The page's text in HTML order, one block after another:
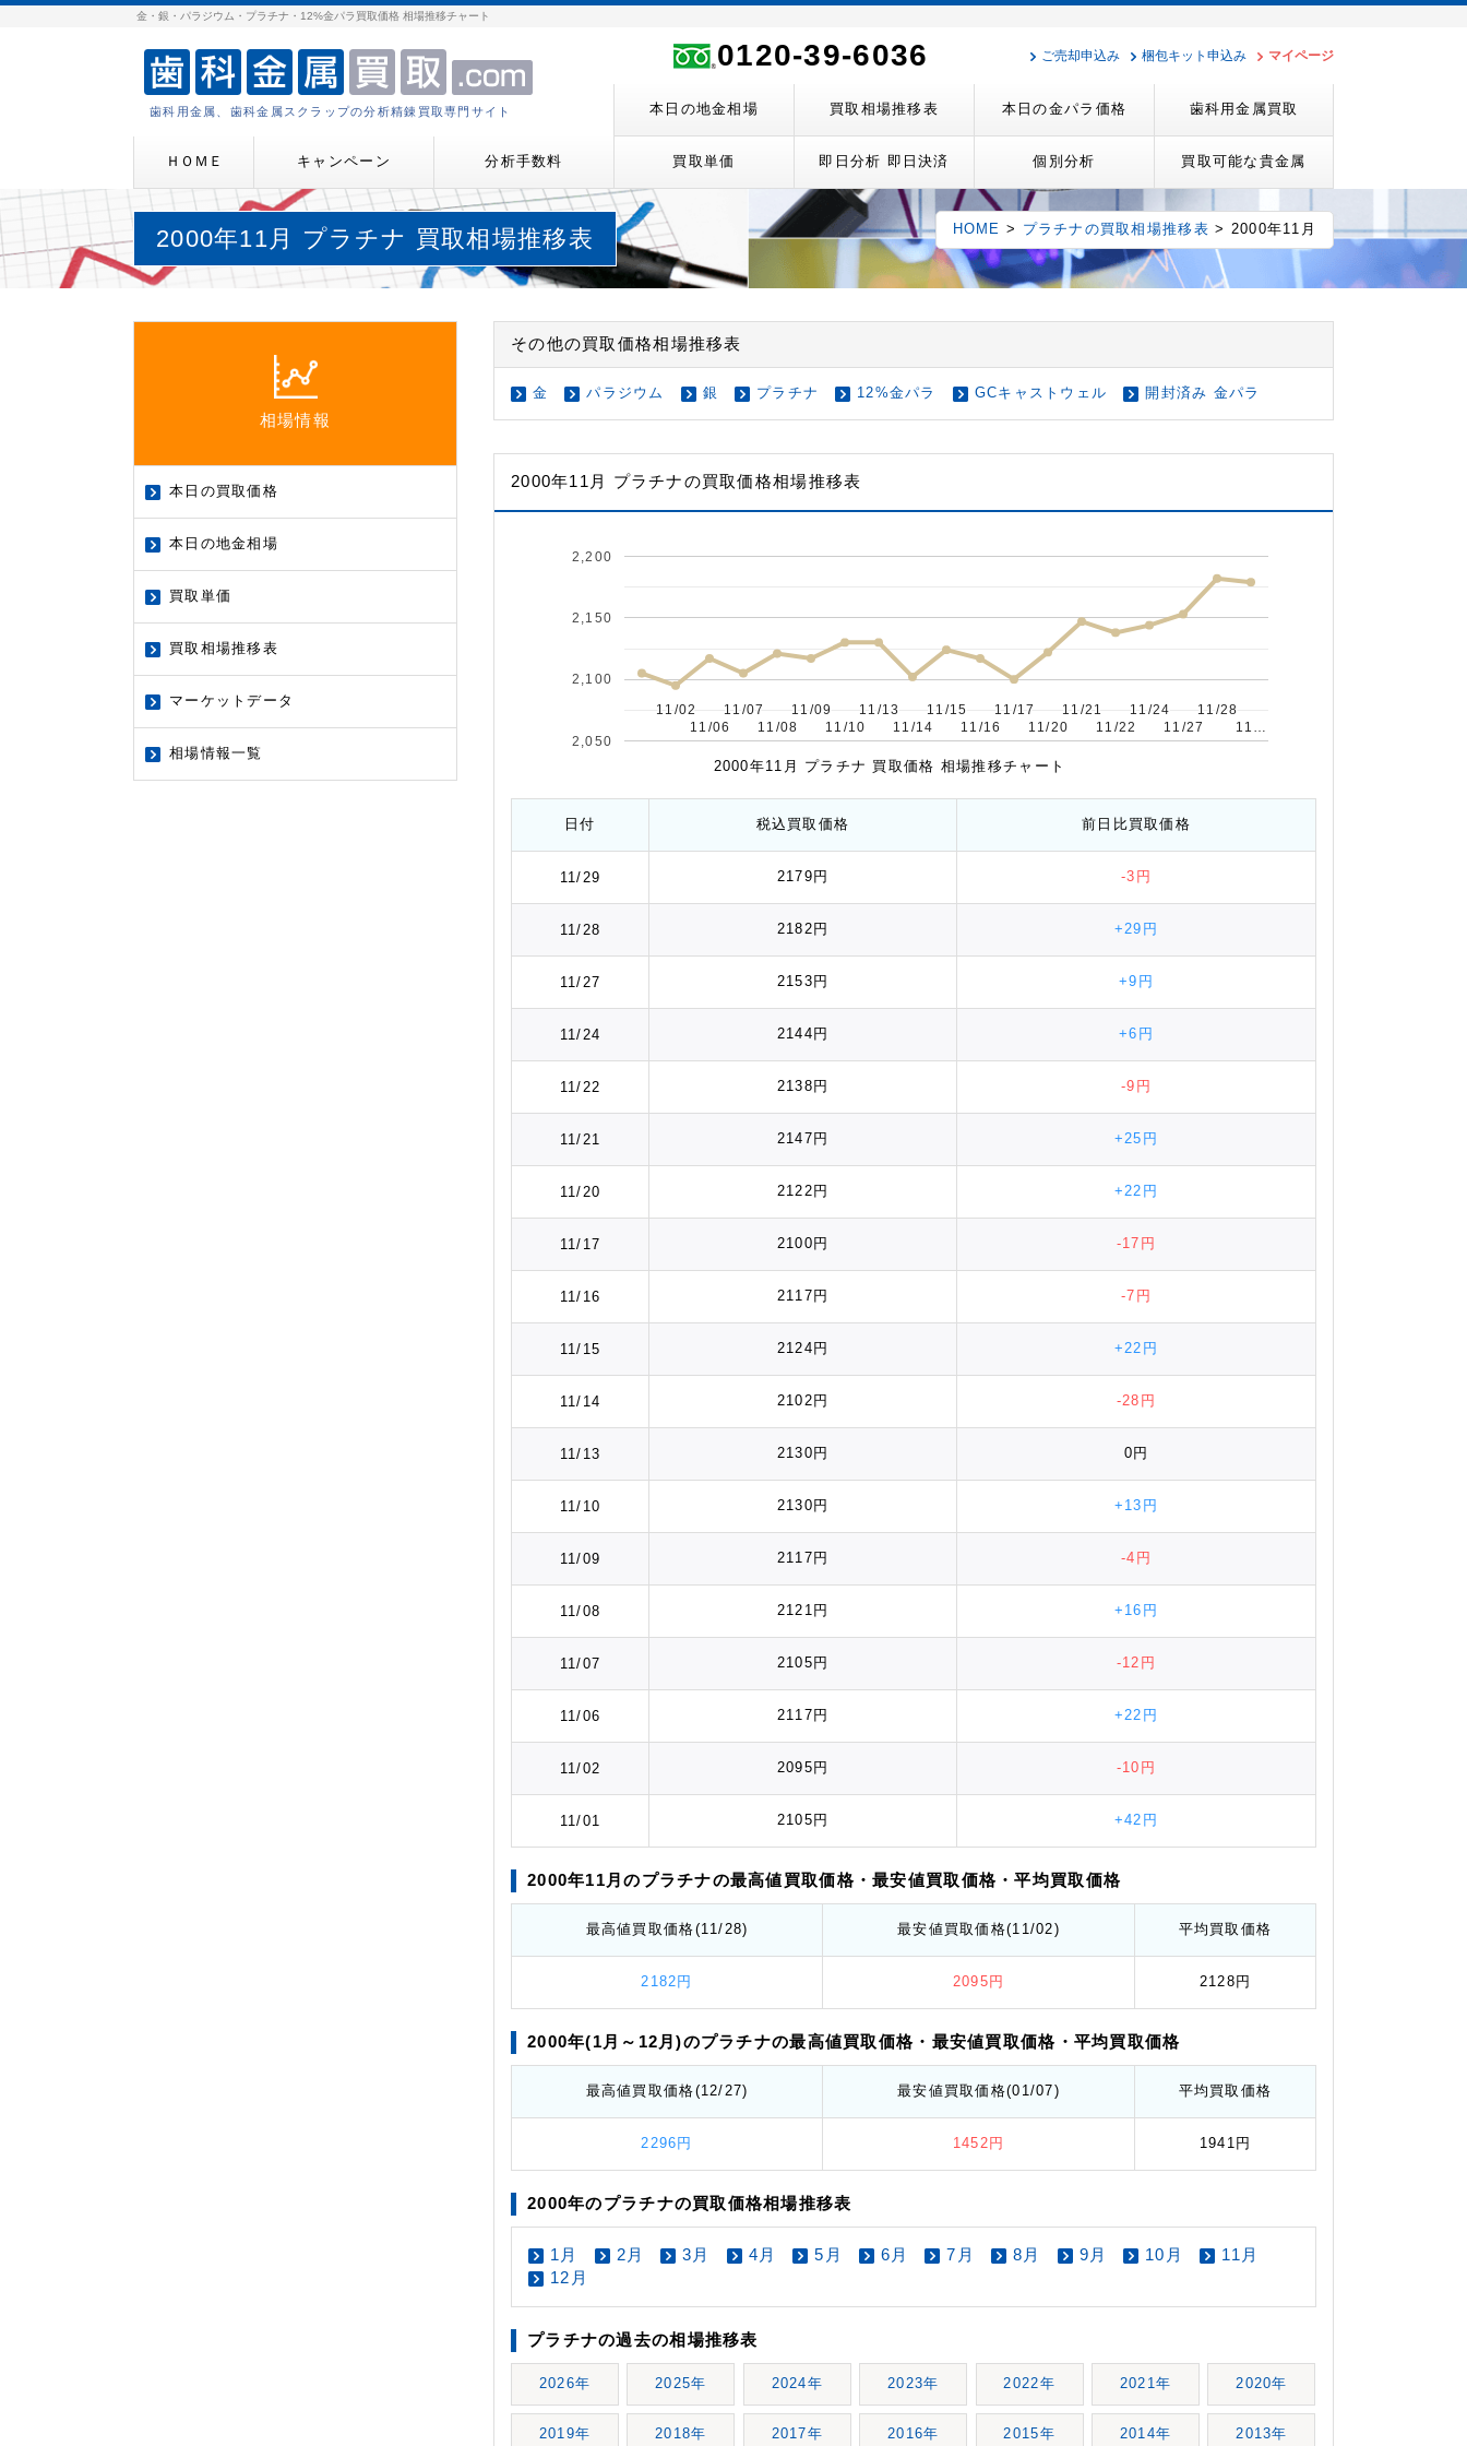
金・銀・パラジウム・プラチナ・12%金パラ買取価格 相場推移チャート
歯科用金属、歯科金属スクラップの分析精錬買取専門サイト
0120-39-6036 ご売却申込み 梱包キット申込み マイページ
本日の地金相場 買取相場推移表 本日の金パラ価格 歯科用金属買取
ＨＯＭＥ キャンペーン 分析手数料 買取単価 即日分析 即日決済 個別分析 買取可能な貴金属
2000年11月 プラチナ 買取相場推移表 HOME > プラチナの買取相場推移表 > 2000年11月
その他の買取価格相場推移表
金 パラジウム 銀 プラチナ 12%金パラ GCキャストウェル 開封済み 金パラ
2000年11月 プラチナの買取価格相場推移表
11/02
11/02
11/06
11/06
11/07
11/07
11/08
11/08
11/09
11/09
11/10
11/10
11/13
11/13
11/14
11/14
11/15
11/15
11/16
11/16
11/17
11/17
11/20
11/20
11/21
11/21
11/22
11/22
11/24
11/24
11/27
11/27
11/28
11/28
11…
11…
2,050
2,100
2,150
2,200
2000年11月 プラチナ 買取価格 相場推移チャート
日付 税込 買取価格 前日比買取価格
11/29 2179円 -3円
11/28 2182円 +29円
11/27 2153円 +9円
11/24 2144円 +6円
11/22 2138円 -9円
11/21 2147円 +25円
11/20 2122円 +22円
11/17 2100円 -17円
11/16 2117円 -7円
11/15 2124円 +22円
11/14 2102円 -28円
11/13 2130円 0円
11/10 2130円 +13円
11/09 2117円 -4円
11/08 2121円 +16円
11/07 2105円 -12円
11/06 2117円 +22円
11/02 2095円 -10円
11/01 2105円 +42円
2000年11月のプラチナの最高値買取価格・最安値買取価格 ・平均買取価格
最高値買取価格(11/28) 最安値買取価格(11/02) 平均 買取価格
2182円 2095円 2128円
2000年(1月～12月)のプラチナの最高値買取価格 ・最安値買取価格 ・平均買取価格
最高値買取価格(12/27) 最安値買取価格(01/07) 平均 買取価格
2296円 1452円 1941円
2000年のプラチナの買取価格相場推移表
1月 2月 3月 4月 5月 6月 7月 8月 9月 10月
11月
12月
プラチナの過去の相場推移表
2026年 2025年 2024年 2023年 2022年 2021年 2020年
2019年 2018年 2017年 2016年 2015年 2014年 2013年
相場情報
本日の買取価格
本日の地金相場
買取単価
買取相場推移表
マーケットデータ
相場情報一覧